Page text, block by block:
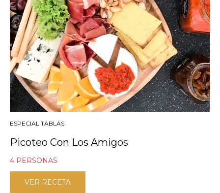
ESPECIAL TABLAS
Picoteo Con Los Amigos
4 PERSONAS
VER RECETA